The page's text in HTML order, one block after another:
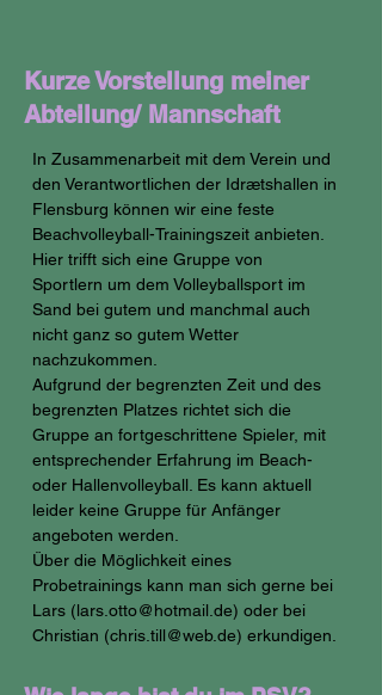
Kurze Vorstellung meiner
Abteilung/ Mannschaft
In Zusammenarbeit mit dem Verein und
den Verantwortlichen der Idrætshallen in
Flensburg können wir eine feste
Beachvolleyball-Trainingszeit anbieten.
Hier trifft sich eine Gruppe von
Sportlern um dem Volleyballsport im
Sand bei gutem und manchmal auch
nicht ganz so gutem Wetter
nachzukommen.
Aufgrund der begrenzten Zeit und des
begrenzten Platzes richtet sich die
Gruppe an fortgeschrittene Spieler, mit
entsprechender Erfahrung im Beach-
oder Hallenvolleyball. Es kann aktuell
leider keine Gruppe für Anfänger
angeboten werden.
Über die Möglichkeit eines
Probetrainings kann man sich gerne bei
Lars (lars.otto@hotmail.de) oder bei
Christian (chris.till@web.de) erkundigen.